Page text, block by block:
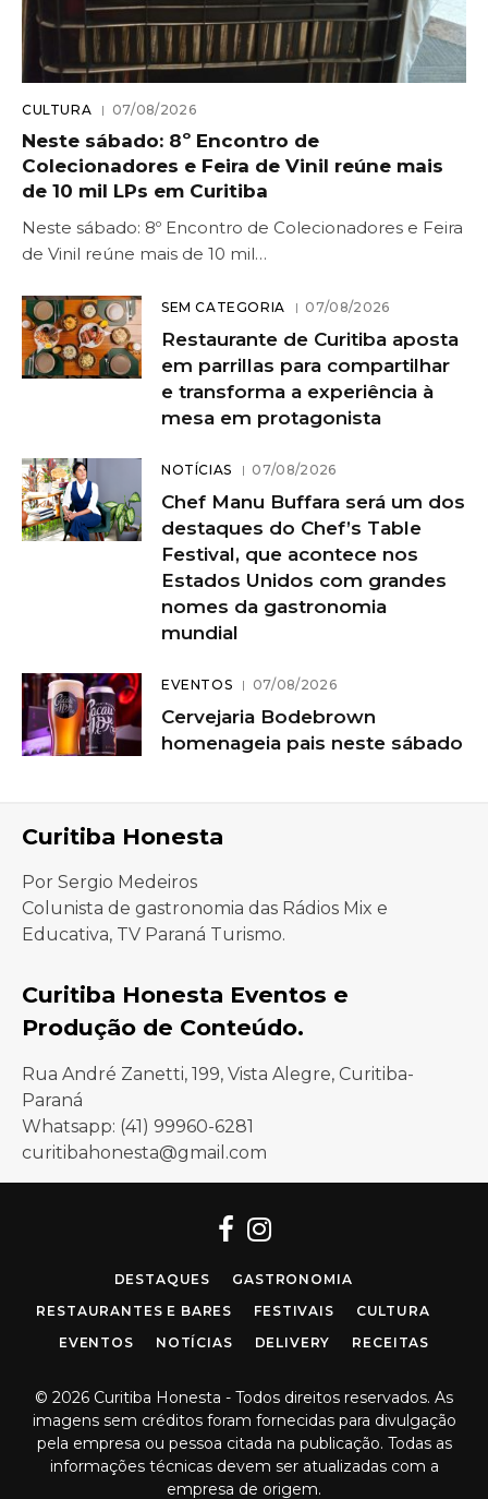
CULTURA 07/08/2026
Neste sábado: 8º Encontro de
Colecionadores e Feira de Vinil reúne mais
de 10 mil LPs em Curitiba
Neste sábado: 8º Encontro de Colecionadores e Feira
de Vinil reúne mais de 10 mil…
SEM CATEGORIA 07/08/2026
Restaurante de Curitiba aposta
em parrillas para compartilhar
e transforma a experiência à
mesa em protagonista
NOTÍCIAS 07/08/2026
Chef Manu Buffara será um dos
destaques do Chef’s Table
Festival, que acontece nos
Estados Unidos com grandes
nomes da gastronomia
mundial
EVENTOS 07/08/2026
Cervejaria Bodebrown
homenageia pais neste sábado
Curitiba Honesta
Por Sergio Medeiros
Colunista de gastronomia das Rádios Mix e
Educativa, TV Paraná Turismo.
Curitiba Honesta Eventos e
Produção de Conteúdo.
Rua André Zanetti, 199, Vista Alegre, Curitiba-
Paraná
Whatsapp: (41) 99960-6281
curitibahonesta@gmail.com
Facebook
Instagram
DESTAQUES
GASTRONOMIA
RESTAURANTES E BARES
FESTIVAIS
CULTURA
EVENTOS
NOTÍCIAS DELIVERY RECEITAS
© 2026 Curitiba Honesta - Todos direitos reservados. As
imagens sem créditos foram fornecidas para divulgação
pela empresa ou pessoa citada na publicação. Todas as
informações técnicas devem ser atualizadas com a
empresa de origem.